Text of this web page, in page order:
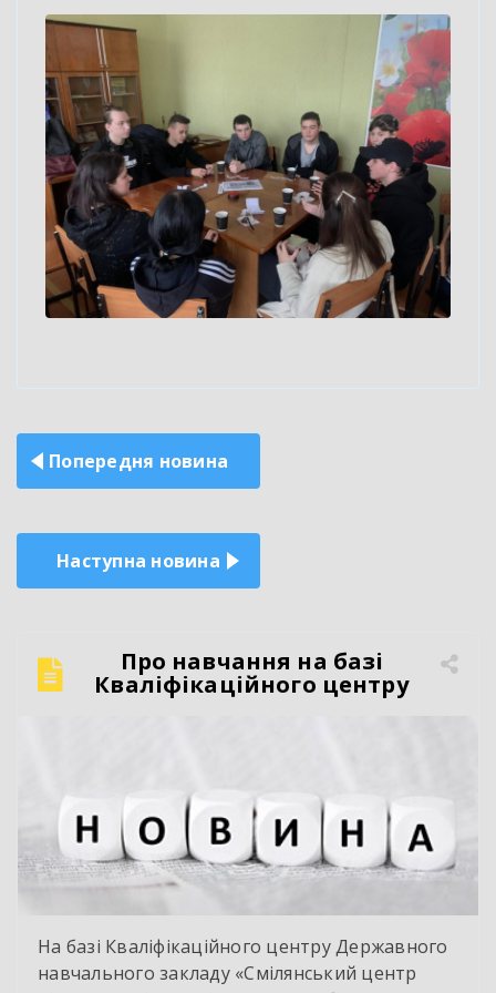
Навігація
записів
Попередня новина
Наступна новина
Про навчання на базі
Кваліфікаційного центру
На базі Кваліфікаційного центру Державного
навчального закладу «Смілянський центр